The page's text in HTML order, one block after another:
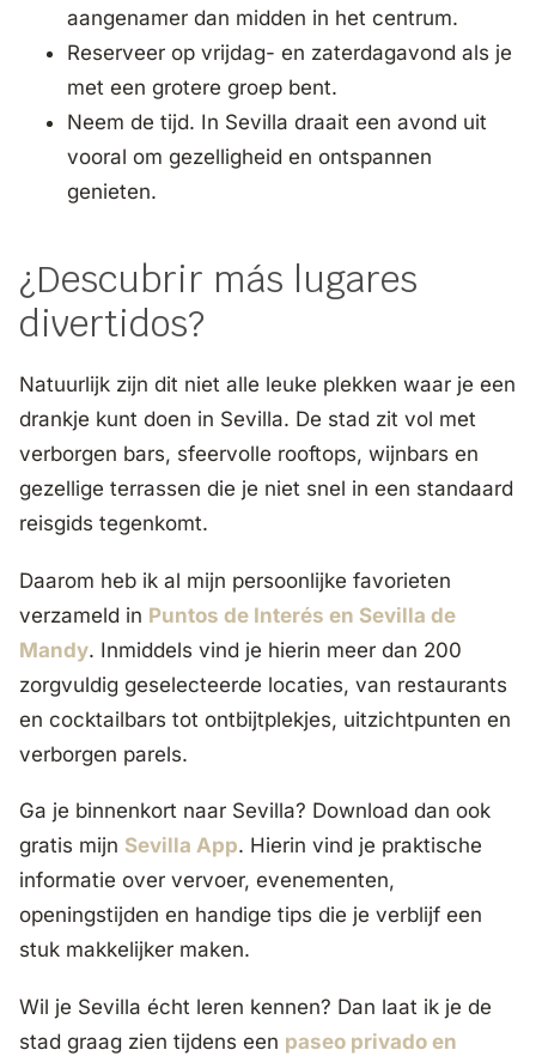
aangenamer dan midden in het centrum.
Reserveer op vrijdag- en zaterdagavond als je
met een grotere groep bent.
Neem de tijd. In Sevilla draait een avond uit
vooral om gezelligheid en ontspannen
genieten.
¿Descubrir más lugares
divertidos?
Natuurlijk zijn dit niet alle leuke plekken waar je een
drankje kunt doen in Sevilla. De stad zit vol met
verborgen bars, sfeervolle rooftops, wijnbars en
gezellige terrassen die je niet snel in een standaard
reisgids tegenkomt.
Daarom heb ik al mijn persoonlijke favorieten
verzameld in Puntos de Interés en Sevilla de
Mandy. Inmiddels vind je hierin meer dan 200
zorgvuldig geselecteerde locaties, van restaurants
en cocktailbars tot ontbijtplekjes, uitzichtpunten en
verborgen parels.
Ga je binnenkort naar Sevilla? Download dan ook
gratis mijn Sevilla App. Hierin vind je praktische
informatie over vervoer, evenementen,
openingstijden en handige tips die je verblijf een
stuk makkelijker maken.
Wil je Sevilla écht leren kennen? Dan laat ik je de
stad graag zien tijdens een paseo privado en